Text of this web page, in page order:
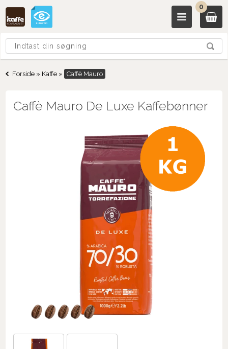
0
Forside » Kaffe » Caffè Mauro
Caffè Mauro De Luxe Kaffebønner